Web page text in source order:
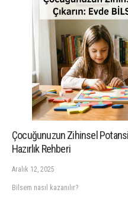
Çocuğunuzun Zihinsel
Hazırlık Rehberi
Aralık 12, 2025
Bilsem nasıl kazanılır?